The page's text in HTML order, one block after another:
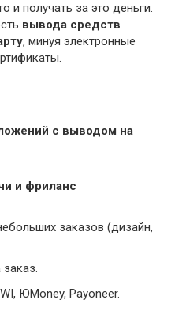
и получать за это деньги.
вывода средств
, минуя электронные
с выводом на
и фриланс
заказов (дизайн,
ЮMoney, Payoneer.